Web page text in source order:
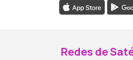
Redes de